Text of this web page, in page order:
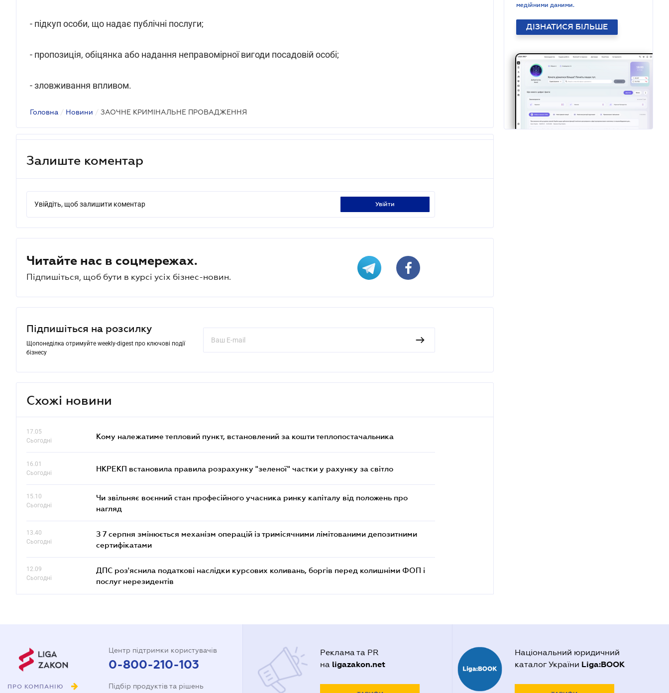
- підкуп особи, що надає публічні послуги;
- пропозиція, обіцянка або надання неправомірної вигоди посадовій особі;
- зловживання впливом.
Головна / Новини / ЗАОЧНЕ КРИМІНАЛЬНЕ ПРОВАДЖЕННЯ
Залиште коментар
Увійдіть, щоб залишити коментар увійти
Читайте нас в соцмережах.
Підпишіться, щоб бути в курсі усіх бізнес-новин.
Підпишіться на розсилку
Щопонеділка отримуйте weekly-digest про ключові події
бізнесу
Схожі новини
17.05
Сьогодні
Кому належатиме тепловий пункт, встановлений за кошти теплопостачальника
16.01
Сьогодні
НКРЕКП встановила правила розрахунку "зеленої" частки у рахунку за світло
15.10
Сьогодні
Чи звільняє воєнний стан професійного учасника ринку капіталу від положень про
нагляд
13.40
Сьогодні
З 7 серпня змінюється механізм операцій із тримісячними лімітованими депозитними
сертифікатами
12.09
Сьогодні
ДПС роз'яснила податкові наслідки курсових коливань, боргів перед колишніми ФОП і
послуг нерезидентів
медійними даними.
ДІЗНАТИСЯ БІЛЬШЕ
ПРО КОМПАНІЮ
Центр підтримки користувачів
0-800-210-103
Підбір продуктів та рішень
Реклама та PR
на ligazakon.net
Національний юридичний
каталог України Liga:BOOK